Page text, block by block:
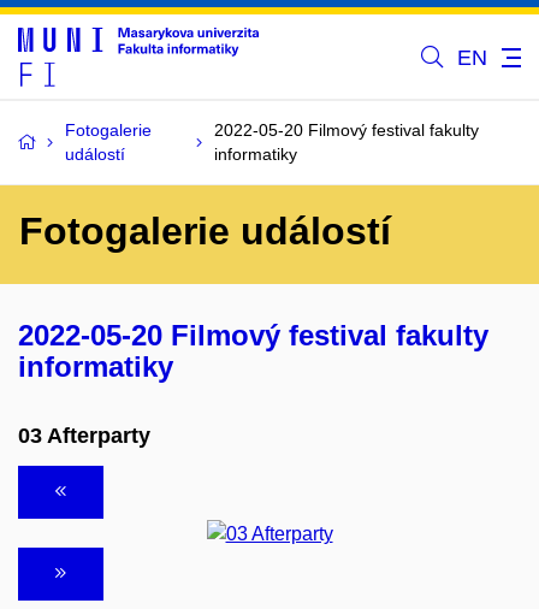
EN
Fotogalerie
událostí
2022-05-20 Filmový festival fakulty
informatiky
Fotogalerie událostí
2022-05-20 Filmový festival fakulty
informatiky
03 Afterparty